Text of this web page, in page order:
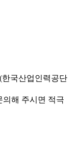
국산업인력공단
의해 주시면 적극